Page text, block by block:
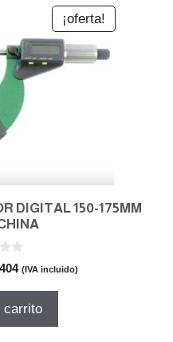
¡oferta!
DIGITAL 150-175MM
El
actual
(IVA incluido)
carrito